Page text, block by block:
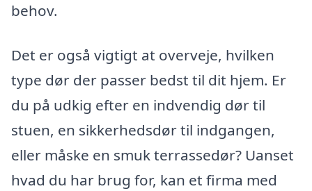
behov.
Det er også vigtigt at overveje, hvilken
type dør der passer bedst til dit hjem. Er
du på udkig efter en indvendig dør til
stuen, en sikkerhedsdør til indgangen,
eller måske en smuk terrassedør? Uanset
hvad du har brug for, kan et firma med